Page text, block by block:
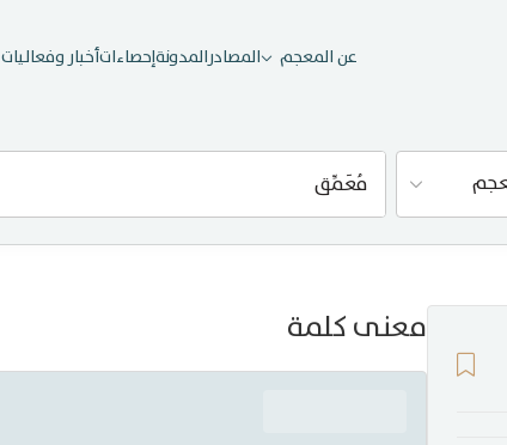
عن المعجم المصادرالمدونةإحصاءاتأخبار وفعاليات
معنى كلمة